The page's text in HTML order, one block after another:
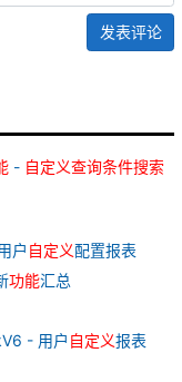
发表评论
- 自定义查询条件搜索
户 自定义配置报表
功能汇总
- 用户 自定义报表